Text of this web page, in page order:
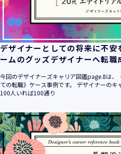
デザイナーとしての将来に不
ームのグッズデザイナーへ転職
今回のデザイナーズキャリア図鑑page.8は、
ての転職》ケース事例です。 デザイナーのキ
100人いれば100通り